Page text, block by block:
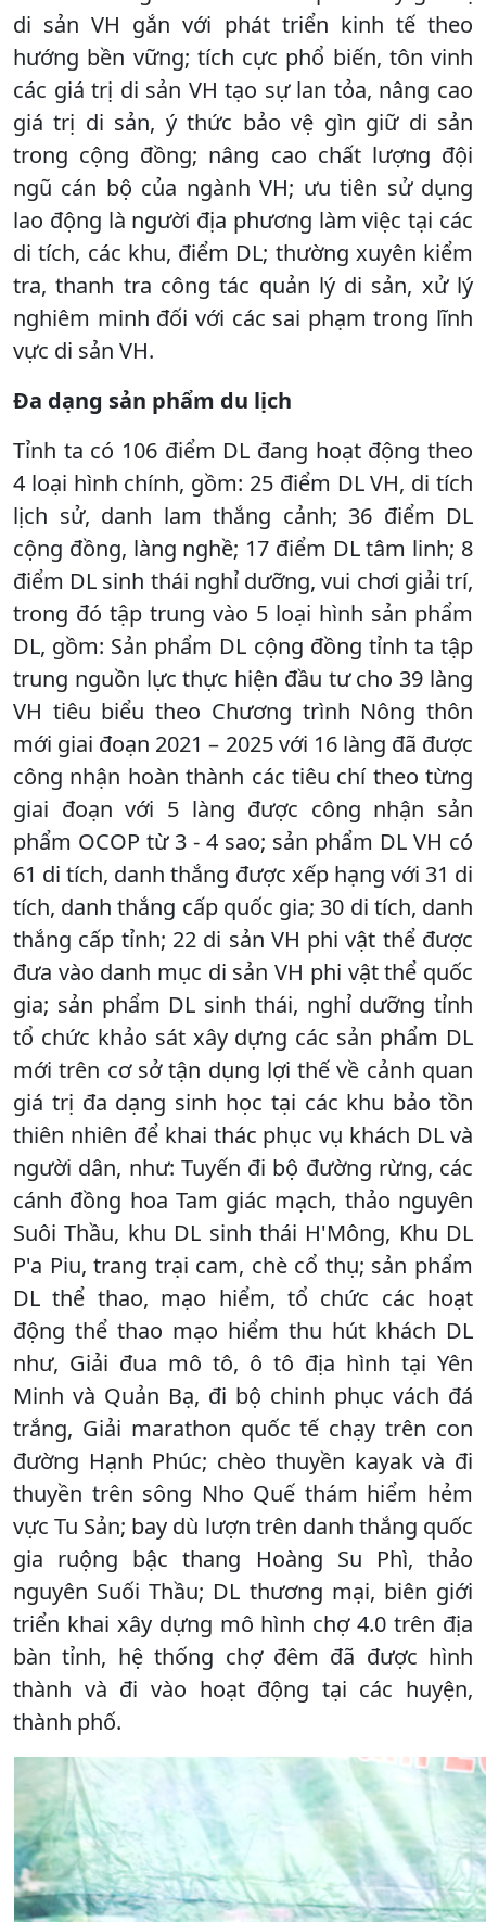
di sản VH gắn với phát triển kinh tế theo
hướng bền vững; tích cực phổ biến, tôn vinh
các giá trị di sản VH tạo sự lan tỏa, nâng cao
giá trị di sản, ý thức bảo vệ gìn giữ di sản
trong cộng đồng; nâng cao chất lượng đội
ngũ cán bộ của ngành VH; ưu tiên sử dụng
lao động là người địa phương làm việc tại các
di tích, các khu, điểm DL; thường xuyên kiểm
tra, thanh tra công tác quản lý di sản, xử lý
nghiêm minh đối với các sai phạm trong lĩnh
vực di sản VH.
Đa dạng sản phẩm du lịch
Tỉnh ta có 106 điểm DL đang hoạt động theo
4 loại hình chính, gồm: 25 điểm DL VH, di tích
lịch sử, danh lam thắng cảnh; 36 điểm DL
cộng đồng, làng nghề; 17 điểm DL tâm linh; 8
điểm DL sinh thái nghỉ dưỡng, vui chơi giải trí,
trong đó tập trung vào 5 loại hình sản phẩm
DL, gồm: Sản phẩm DL cộng đồng tỉnh ta tập
trung nguồn lực thực hiện đầu tư cho 39 làng
VH tiêu biểu theo Chương trình Nông thôn
mới giai đoạn 2021 – 2025 với 16 làng đã được
công nhận hoàn thành các tiêu chí theo từng
giai đoạn với 5 làng được công nhận sản
phẩm OCOP từ 3 - 4 sao; sản phẩm DL VH có
61 di tích, danh thắng được xếp hạng với 31 di
tích, danh thắng cấp quốc gia; 30 di tích, danh
thắng cấp tỉnh; 22 di sản VH phi vật thể được
đưa vào danh mục di sản VH phi vật thể quốc
gia; sản phẩm DL sinh thái, nghỉ dưỡng tỉnh
tổ chức khảo sát xây dựng các sản phẩm DL
mới trên cơ sở tận dụng lợi thế về cảnh quan
giá trị đa dạng sinh học tại các khu bảo tồn
thiên nhiên để khai thác phục vụ khách DL và
người dân, như: Tuyến đi bộ đường rừng, các
cánh đồng hoa Tam giác mạch, thảo nguyên
Suôi Thầu, khu DL sinh thái H'Mông, Khu DL
P'a Piu, trang trại cam, chè cổ thụ; sản phẩm
DL thể thao, mạo hiểm, tổ chức các hoạt
động thể thao mạo hiểm thu hút khách DL
như, Giải đua mô tô, ô tô địa hình tại Yên
Minh và Quản Bạ, đi bộ chinh phục vách đá
trắng, Giải marathon quốc tế chạy trên con
đường Hạnh Phúc; chèo thuyền kayak và đi
thuyền trên sông Nho Quế thám hiểm hẻm
vực Tu Sản; bay dù lượn trên danh thắng quốc
gia ruộng bậc thang Hoàng Su Phì, thảo
nguyên Suối Thầu; DL thương mại, biên giới
triển khai xây dựng mô hình chợ 4.0 trên địa
bàn tỉnh, hệ thống chợ đêm đã được hình
thành và đi vào hoạt động tại các huyện,
thành phố.